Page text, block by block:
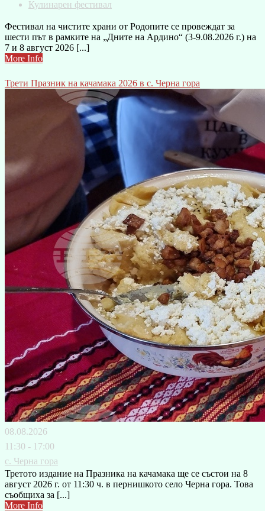
Кулинарен фестивал
Фестивал на чистите храни от Родопите се провеждат за
шести път в рамките на „Дните на Ардино“ (3-9.08.2026 г.) на
7 и 8 август 2026 [...]
More Info
Трети Празник на качамака 2026 в с. Черна гора
08.08.2026
11:30 - 17:00
с. Черна гора
Третото издание на Празника на качамака ще се състои на 8
август 2026 г. от 11:30 ч. в пернишкото село Черна гора. Това
съобщиха за [...]
More Info